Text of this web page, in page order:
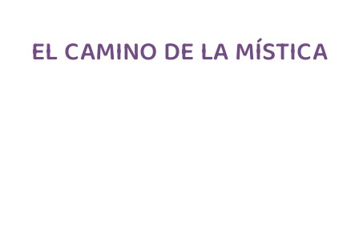
EL CAMINO DE LA MÍSTICA